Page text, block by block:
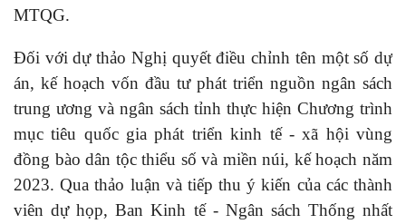
MTQG.
Đối với dự thảo Nghị quyết điều chỉnh tên một số dự
án, kế hoạch vốn đầu tư phát triển nguồn ngân sách
trung ương và ngân sách tỉnh thực hiện Chương trình
mục tiêu quốc gia phát triển kinh tế - xã hội vùng
đồng bào dân tộc thiểu số và miền núi, kế hoạch năm
2023. Qua thảo luận và tiếp thu ý kiến của các thành
viên dự họp, Ban Kinh tế - Ngân sách Thống nhất